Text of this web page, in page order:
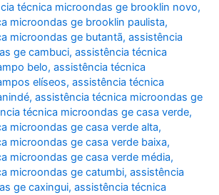
técnica microondas ge brooklin novo,
microondas ge brooklin paulista,
microondas ge butantã,assistência
ge cambuci,assistência técnica
belo,assistência técnica
elíseos,assistência técnica
,assistência técnica microondas ge
técnica microondas ge casa verde,
microondas ge casa verde alta,
microondas ge casa verde baixa,
microondas ge casa verde média,
microondas ge catumbi,assistência
ge caxingui,assistência técnica